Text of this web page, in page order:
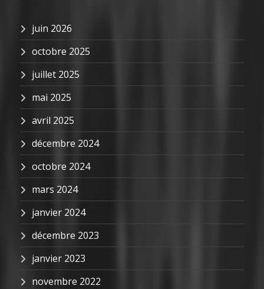
juin 2026
octobre 2025
juillet 2025
mai 2025
avril 2025
décembre 2024
octobre 2024
mars 2024
janvier 2024
décembre 2023
janvier 2023
novembre 2022